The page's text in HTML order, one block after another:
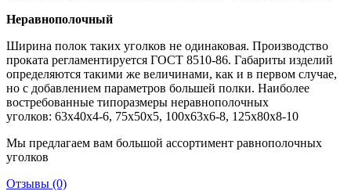
Неравнополочный
Ширина полок таких уголков не одинаковая. Производство
проката регламентируется ГОСТ 8510-86. Габариты изделий
определяются такими же величинами, как и в первом случае,
но с добавлением параметров большей полки. Наиболее
востребованные типоразмеры неравнополочных
уголков: 63х40х4-6, 75х50х5, 100х63х6-8, 125х80х8-10
Мы предлагаем вам большой ассортимент равнополочных
уголков
Отзывы (0)